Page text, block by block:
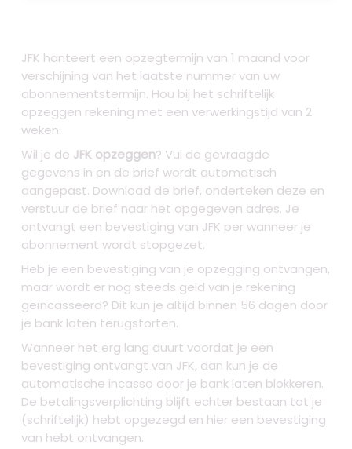
JFK hanteert een opzegtermijn van 1 maand voor
verschijning van het laatste nummer van uw
abonnementstermijn. Hou bij het schriftelijk
opzeggen rekening met een verwerkingstijd van 2
weken.
Wil je de JFK opzeggen? Vul de gevraagde
gegevens in en de brief wordt automatisch
aangepast. Download de brief, onderteken deze en
verstuur de brief naar het opgegeven adres. Je
ontvangt een bevestiging van JFK per wanneer je
abonnement wordt stopgezet.
Heb je een bevestiging van je opzegging ontvangen,
maar wordt er nog steeds geld van je rekening
geïncasseerd? Dit kun je altijd binnen 56 dagen door
je bank laten terugstorten.
Wanneer het erg lang duurt voordat je een
bevestiging ontvangt van JFK, dan kun je de
automatische incasso door je bank laten blokkeren.
De betalingsverplichting blijft echter bestaan tot je
(schriftelijk) hebt opgezegd en hier een bevestiging
van hebt ontvangen.